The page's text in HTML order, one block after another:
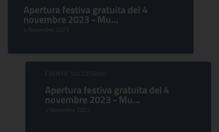
Apertura festiva gratuita del 4
novembre 2023 - Mu...
4 Novembre 2023
EVENTO SUCCESSIVO:
Apertura festiva gratuita del 4
novembre 2023 - Mu...
4 Novembre 2023